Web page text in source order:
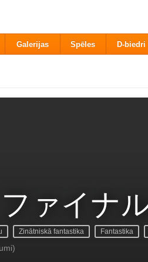
Galerijas Spēles D-biedri
ァイナ
Zinātniskā fantastika Fantastika